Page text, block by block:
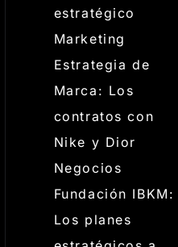
estratégico
Marketing
Estrategia de
Marca: Los
contratos con
Nike y Dior
Negocios
Fundación IBKM:
Los planes